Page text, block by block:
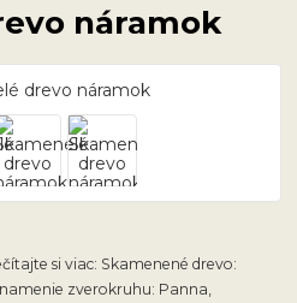
náramok
si viac: Skamenené drevo:
zverokruhu: Panna,